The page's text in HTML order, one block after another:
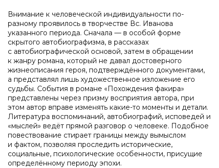
Внимание к человеческой индивидуальности по-
разному проявилось в творчестве Вс. Иванова
указанного периода. Сначала — в особой форме
скрытого автобиографизма, в рассказах
с автобиографической основой, затем в обращении
к жанру романа, который не давал достоверного
жизнеописания героя, подтверждённого документами,
а представлял лишь художественное изложение его
судьбы. События в романе «Похождения факира»
представлены через призму восприятия автора, при
этом автор вправе изменять какие-то моменты и детали.
Литература воспоминаний, автобиографий, исповедей и
«мыслей» ведёт прямой разговор о человеке. Подобное
повествование стирает границы между вымыслом
и фактом, позволяя проследить исторические,
социальные, психологические особенности, присущие
определённому периоду эпохи.